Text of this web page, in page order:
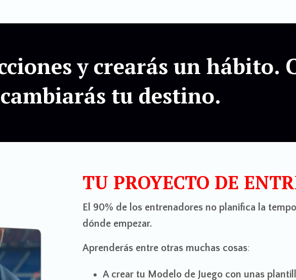
y crearás un hábito.
tu destino.
TU PROYECTO DE
El 90% de los entrenadores no planifica la
dónde empezar.
Aprenderás entre otras muchas cosas:
A crear tu Modelo de Juego con unas